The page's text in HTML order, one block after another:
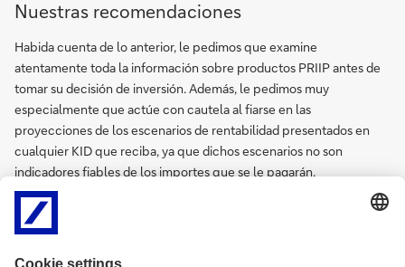
a
los
KIDs.
Nuestras recomendaciones
Habida cuenta de lo anterior, le pedimos que examine
atentamente toda la información sobre productos PRIIP antes de
tomar su decisión de inversión. Además, le pedimos muy
especialmente que actúe con cautela al fiarse en las
proyecciones de los escenarios de rentabilidad presentados en
cualquier KID que reciba, ya que dichos escenarios no son
indicadores fiables de los importes que se le pagarán.
Si tiene preguntas en relación con lo anterior, diríjase, por favor, a
su asesor de cliente.